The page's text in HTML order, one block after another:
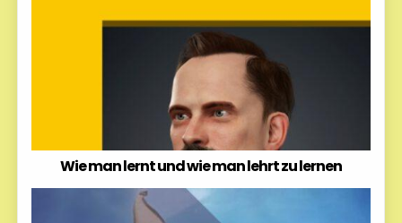
Wie man lernt und wie man lehrt zu lernen